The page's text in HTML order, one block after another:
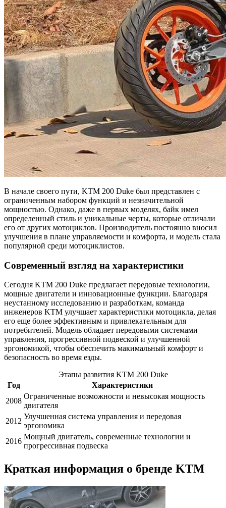
В начале своего пути, KTM 200 Duke был представлен с
ограниченным набором функций и незначительной
мощностью. Однако, даже в первых моделях, байк имел
определенный стиль и уникальные черты, которые отличали
его от других мотоциклов. Производитель постоянно вносил
улучшения в плане управляемости и комфорта, и модель стала
популярной среди мотоциклистов.
Современный взгляд на характеристики
Сегодня KTM 200 Duke предлагает передовые технологии,
мощные двигатели и инновационные функции. Благодаря
неустанному исследованию и разработкам, команда
инженеров KTM улучшает характеристики мотоцикла, делая
его еще более эффективным и привлекательным для
потребителей. Модель обладает передовыми системами
управления, прогрессивной подвеской и улучшенной
эргономикой, чтобы обеспечить макимальный комфорт и
безопасность во время езды.
Этапы развития KTM 200 Duke
Год
Характеристики
2008
Ограниченные возможности и невысокая мощность
двигателя
2012
Улучшенная система управления и передовая
эргономика
2016
Мощный двигатель, современные технологии и
прогрессивная подвеска
Краткая информация о бренде KTM